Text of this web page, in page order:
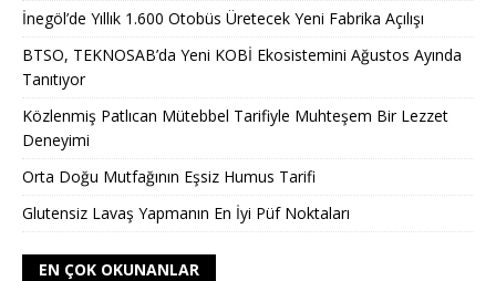
İnegöl’de Yıllık 1.600 Otobüs Üretecek Yeni Fabrika Açılışı
BTSO, TEKNOSAB’da Yeni KOBİ Ekosistemini Ağustos Ayında
Tanıtıyor
Közlenmiş Patlıcan Mütebbel Tarifiyle Muhteşem Bir Lezzet
Deneyimi
Orta Doğu Mutfağının Eşsiz Humus Tarifi
Glutensiz Lavaş Yapmanın En İyi Püf Noktaları
EN ÇOK OKUNANLAR